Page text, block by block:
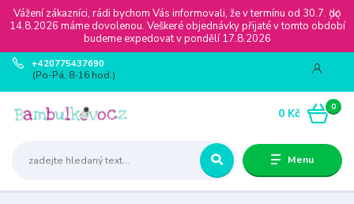
Vážení zákazníci, rádi bychom Vás informovali, že v termínu od 30.7. do
14.8.2026 máme dovolenou. Veškeré objednávky přijaté v tomto období
budeme expedovat v pondělí 17.8.2026
Menu
+420775437690
(Po-Pá, 8-16 hod.)
0
0 Kč